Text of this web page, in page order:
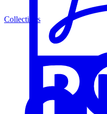
Collections